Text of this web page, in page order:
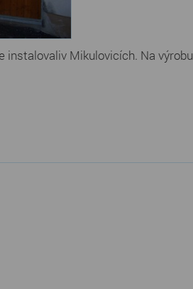
instalovaliv Mikulovicích. Na